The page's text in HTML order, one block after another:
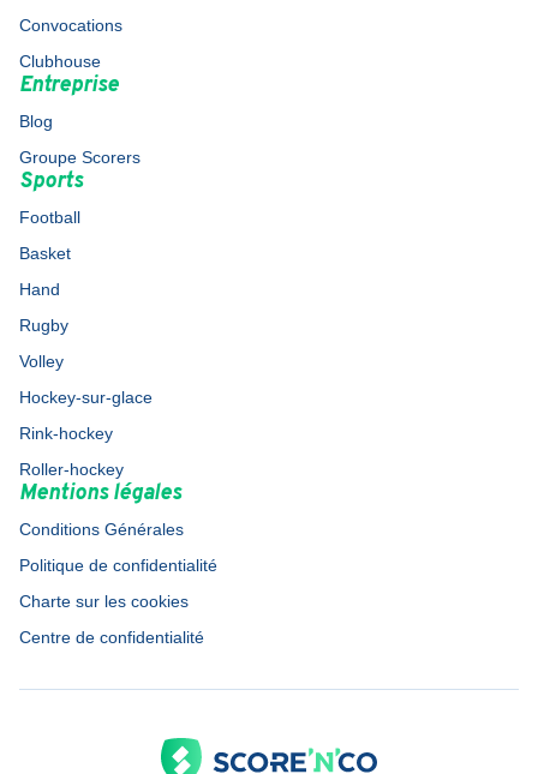
Convocations
Clubhouse
Entreprise
Blog
Groupe Scorers
Sports
Football
Basket
Hand
Rugby
Volley
Hockey-sur-glace
Rink-hockey
Roller-hockey
Mentions légales
Conditions Générales
Politique de confidentialité
Charte sur les cookies
Centre de confidentialité